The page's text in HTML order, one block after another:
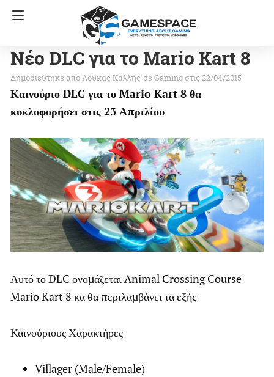
Νέο DLC για το Mario Kart 8
Λούκας Καλλής σε Gamingστις 22/04/2015
Καινούριο DLC για το Mario Kart 8 θα
κυκλοφορήσει στις 23 Απριλίου
Αυτό το DLC ονομάζεται Animal Crossing Course
Mario Kart 8 κα θα περιλαμβάνει τα εξής
Καινούριους Χαρακτήρες
Villager (Male/Female)